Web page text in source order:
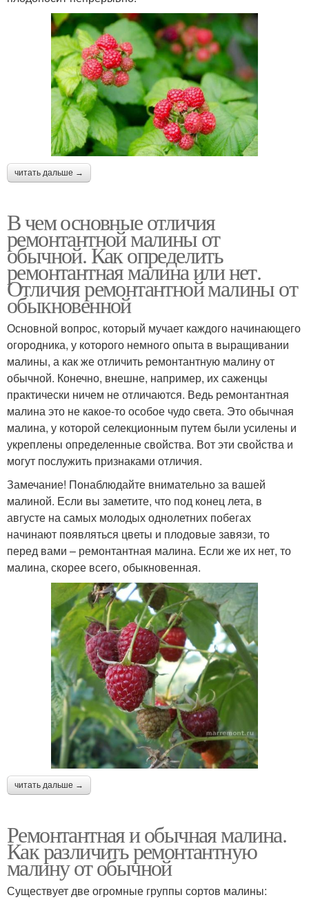
читать дальше →
В чем основные отличия
ремонтантной малины от
обычной. Как определить
ремонтантная малина или нет.
Отличия ремонтантной малины от
обыкновенной
Основной вопрос, который мучает каждого начинающего
огородника, у которого немного опыта в выращивании
малины, а как же отличить ремонтантную малину от
обычной. Конечно, внешне, например, их саженцы
практически ничем не отличаются. Ведь ремонтантная
малина это не какое-то особое чудо света. Это обычная
малина, у которой селекционным путем были усилены и
укреплены определенные свойства. Вот эти свойства и
могут послужить признаками отличия.
Замечание! Понаблюдайте внимательно за вашей
малиной. Если вы заметите, что под конец лета, в
августе на самых молодых однолетних побегах
начинают появляться цветы и плодовые завязи, то
перед вами – ремонтантная малина. Если же их нет, то
малина, скорее всего, обыкновенная.
читать дальше →
Ремонтантная и обычная малина.
Как различить ремонтантную
малину от обычной
Существует две огромные группы сортов малины: